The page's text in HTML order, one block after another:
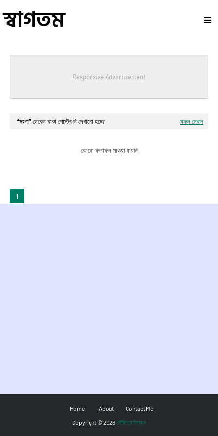
Responsive Advertisement
মংগা লেবেল থাকা পোস্টগুলি দেখানো হচ্ছে সকল দেখান
কোনো ফলাফল পাওয়া যায়নি
1
Home About Contact Me
Copyright ©2026সৌমিত্র বিশ্বাস